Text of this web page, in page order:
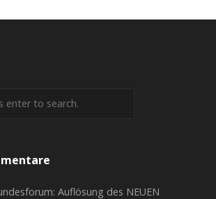
Auflösung des NEUEN